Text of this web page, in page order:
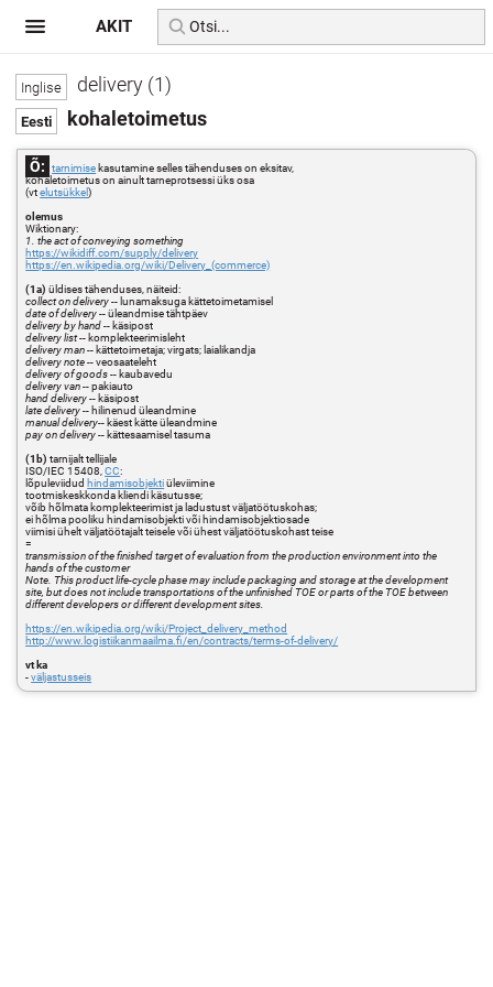
delivery (1)
kohaletoimetus
Õ: tarnimise kasutamine selles tähenduses on eksitav,
kohaletoimetus on ainult tarneprotsessi üks osa
(vtelutsükkel)
olemus
Wiktionary:
1. the act of conveying something
https://wikidiff.com/supply/delivery
https://en.wikipedia.org/wiki/Delivery_(commerce)
(1a) üldises tähenduses, näiteid:
collect on delivery-- lunamaksuga kättetoimetamisel
date of delivery-- üleandmise tähtpäev
delivery by hand-- käsipost
delivery list-- komplekteerimisleht
delivery man-- kättetoimetaja; virgats; laialikandja
delivery note-- veosaateleht
delivery of goods-- kaubavedu
delivery van-- pakiauto
hand delivery-- käsipost
late delivery-- hilinenud üleandmine
manual delivery-- käest kätte üleandmine
pay on delivery-- kättesaamisel tasuma
(1b) tarnijalt tellijale
ISO/IEC 15408,CC:
lõpuleviidud hindamisobjektiüleviimine
tootmiskeskkonda kliendi käsutusse;
võib hõlmata komplekteerimist ja ladustust väljatöötuskohas;
ei hõlma pooliku hindamisobjekti või hindamisobjektiosade
viimisi ühelt väljatöötajalt teisele või ühest väljatöötuskohast teise
=
transmission of the finished target of evaluation from the production environment into the
hands of the customer
Note. This product life-cycle phase may include packaging and storage at the development
site, but does not include transportations of the unfinished TOE or parts of the TOE between
different developers or different development sites.
https://en.wikipedia.org/wiki/Project_delivery_method
http://www.logistiikanmaailma.fi/en/contracts/terms-of-delivery/
vt ka
-väljastusseis
AKIT